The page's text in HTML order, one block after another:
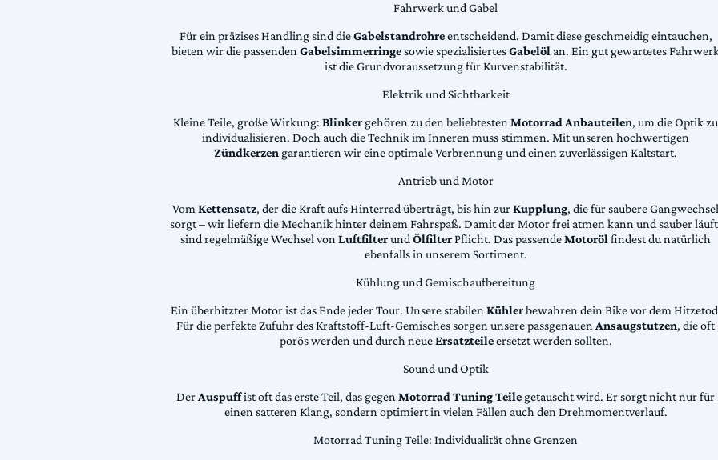
Fahrwerk und Gabel
Für ein präzises Handling sind dieGabelstandrohreentscheidend. Damit diese geschmeidig eintauchen,
bieten wir die passendenGabelsimmerringesowie spezialisiertesGabelöl an. Ein gut gewartetes
ist die Grundvoraussetzung für Kurvenstabilität.
Elektrik und Sichtbarkeit
Kleine Teile, große Wirkung: Blinker gehören zu den beliebtestenMotorrad Anbauteilen, um die Optik zu
individualisieren. Doch auch die Technik im Inneren muss stimmen. Mit unseren hochwertigen
Zündkerzen garantieren wir eine optimale Verbrennung und einen zuverlässigen Kaltstart.
Antrieb und Motor
VomKettensatz, der die Kraft aufs Hinterrad überträgt, bis hin zurKupplung, die für saubere Gangwechsel
sorgt – wir liefern die Mechanik hinter deinem Fahrspaß. Damit der Motor frei atmen kann und sauber
sind regelmäßige Wechsel vonLuftfilterundÖlfilterPflicht. Das passendeMotorölfindest du natürlich
ebenfalls in unserem Sortiment.
Kühlung und Gemischaufbereitung
Ein überhitzter Motor ist das Ende jeder Tour. Unsere stabilenKühlerbewahren dein Bike vor dem
Für die perfekte Zufuhr des Kraftstoff-Luft-Gemisches sorgen unsere passgenauenAnsaugstutzen, die oft
porös werden und durch neueErsatzteileersetzt werden sollten.
Sound und Optik
DerAuspuffist oft das erste Teil, das gegenMotorrad Tuning Teile getauscht wird. Er sorgt nicht nur für
einen satteren Klang, sondern optimiert in vielen Fällen auch den Drehmomentverlauf.
Motorrad Tuning Teile: Individualität ohne Grenzen